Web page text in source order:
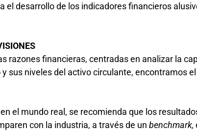
el desarrollo de los indicadores financieros
razones financieras, centradas en analizar la
sus niveles del activo circulante, encontramos
el mundo real, se recomienda que los
con la industria, a través de unbenchmark,